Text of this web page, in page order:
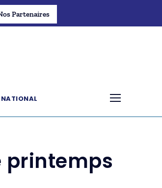
Partenaires
printemps